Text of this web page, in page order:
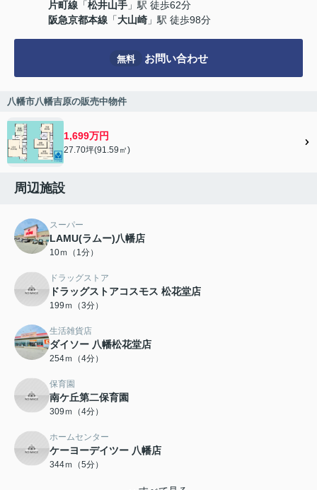
片町線 「松井山手 」駅 徒歩62分
阪急京都本線 「大山崎 」駅 徒歩98分
無料 お問い合わせ
八幡市八幡吉原の販売中物件
1,699万円
27.70坪(91.59㎡)
周辺施設
スーパー
LAMU(ラムー)八幡店
10ｍ（1分）
ドラッグストア
ドラッグストアコスモス 松花堂店
199ｍ（3分）
生活雑貨店
ダイソー 八幡松花堂店
254ｍ（4分）
保育園
南ケ丘第二保育園
309ｍ（4分）
ホームセンター
ケーヨーデイツー 八幡店
344ｍ（5分）